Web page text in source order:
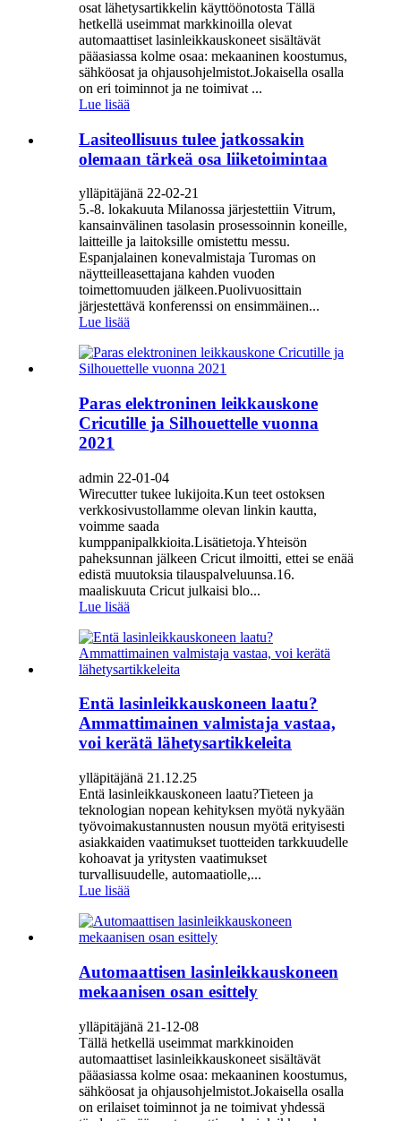
osat lähetysartikkelin käyttöönotosta Tällä
hetkellä useimmat markkinoilla olevat
automaattiset lasinleikkauskoneet sisältävät
pääasiassa kolme osaa: mekaaninen koostumus,
sähköosat ja ohjausohjelmistot.Jokaisella osalla
on eri toiminnot ja ne toimivat ...
Lue lisää
Lasiteollisuus tulee jatkossakin
olemaan tärkeä osa liiketoimintaa
ylläpitäjänä 22-02-21
5.-8. lokakuuta Milanossa järjestettiin Vitrum,
kansainvälinen tasolasin prosessoinnin koneille,
laitteille ja laitoksille omistettu messu.
Espanjalainen konevalmistaja Turomas on
näytteilleasettajana kahden vuoden
toimettomuuden jälkeen.Puolivuosittain
järjestettävä konferenssi on ensimmäinen...
Lue lisää
Paras elektroninen leikkauskone
Cricutille ja Silhouettelle vuonna
2021
admin 22-01-04
Wirecutter tukee lukijoita.Kun teet ostoksen
verkkosivustollamme olevan linkin kautta,
voimme saada
kumppanipalkkioita.Lisätietoja.Yhteisön
paheksunnan jälkeen Cricut ilmoitti, ettei se enää
edistä muutoksia tilauspalveluunsa.16.
maaliskuuta Cricut julkaisi blo...
Lue lisää
Entä lasinleikkauskoneen laatu?
Ammattimainen valmistaja vastaa,
voi kerätä lähetysartikkeleita
ylläpitäjänä 21.12.25
Entä lasinleikkauskoneen laatu?Tieteen ja
teknologian nopean kehityksen myötä nykyään
työvoimakustannusten nousun myötä erityisesti
asiakkaiden vaatimukset tuotteiden tarkkuudelle
kohoavat ja yritysten vaatimukset
turvallisuudelle, automaatiolle,...
Lue lisää
Automaattisen lasinleikkauskoneen
mekaanisen osan esittely
ylläpitäjänä 21-12-08
Tällä hetkellä useimmat markkinoiden
automaattiset lasinleikkauskoneet sisältävät
pääasiassa kolme osaa: mekaaninen koostumus,
sähköosat ja ohjausohjelmistot.Jokaisella osalla
on erilaiset toiminnot ja ne toimivat yhdessä